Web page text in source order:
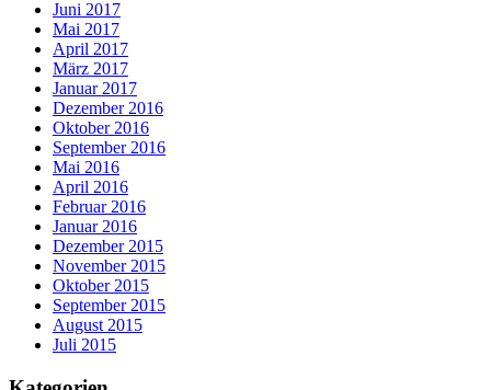
Juni 2017
Mai 2017
April 2017
März 2017
Januar 2017
Dezember 2016
Oktober 2016
September 2016
Mai 2016
April 2016
Februar 2016
Januar 2016
Dezember 2015
November 2015
Oktober 2015
September 2015
August 2015
Juli 2015